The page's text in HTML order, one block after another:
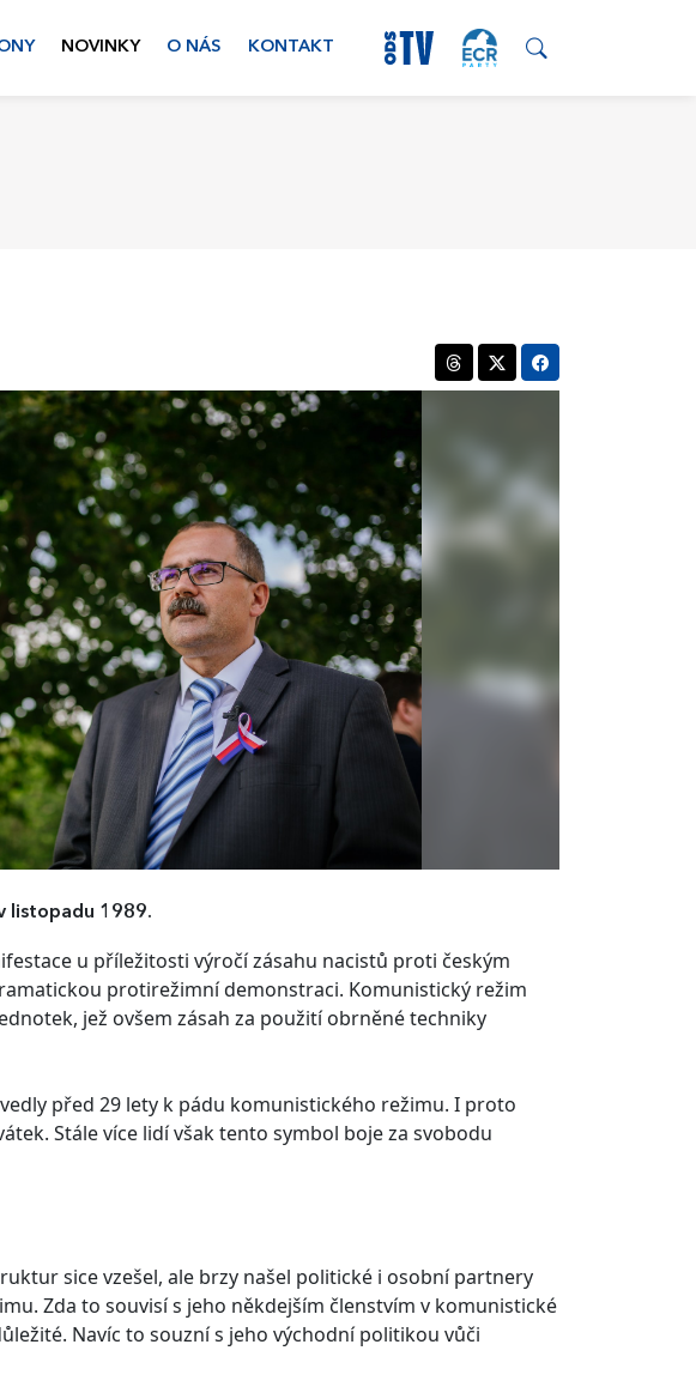
NOVINKY O NÁS KONTAKT
listopadu 1989.
u příležitosti výročí zásahu nacistů proti českým
protirežimní demonstraci. Komunistický režim
jež ovšem zásah za použití obrněné techniky
před 29 lety k pádu komunistického režimu. I proto
Stále více lidí však tento symbol boje za svobodu
sice vzešel, ale brzy našel politické i osobní partnery
Zda to souvisí s jeho někdejším členstvím v komunistické
Navíc to souzní s jeho východní politikou vůči